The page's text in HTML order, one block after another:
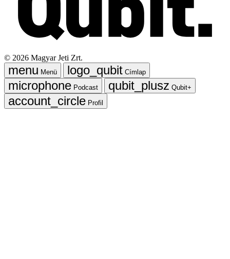
© 2026 Magyar Jeti Zrt.
Menü
Címlap
Podcast
Qubit+
Profil